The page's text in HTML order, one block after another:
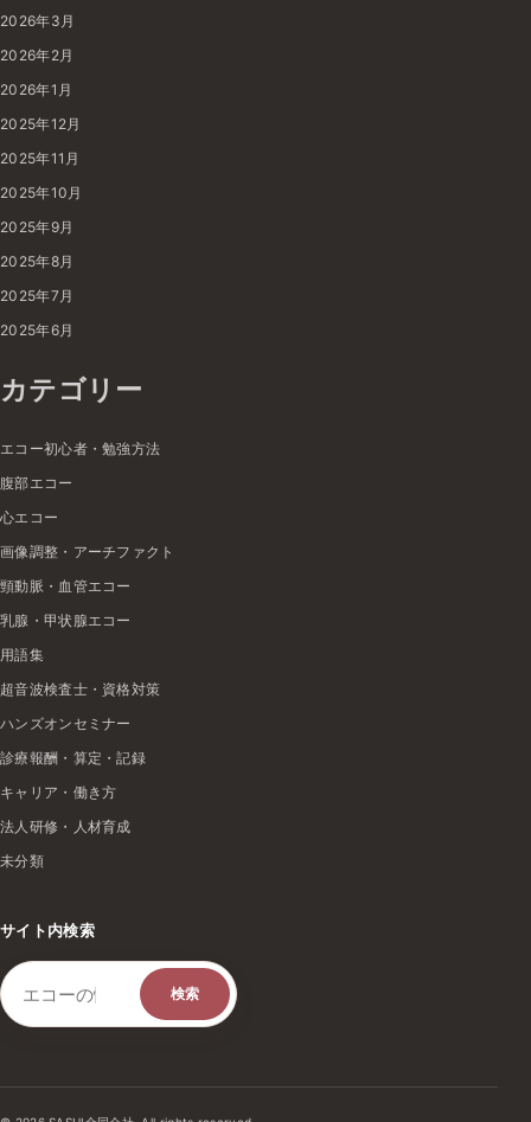
2026年3月
2026年2月
2026年1月
2025年12月
2025年11月
2025年10月
2025年9月
2025年8月
2025年7月
2025年6月
カテゴリー
エコー初心者・勉強方法
腹部エコー
心エコー
画像調整・アーチファクト
頸動脈・血管エコー
乳腺・甲状腺エコー
用語集
超音波検査士・資格対策
ハンズオンセミナー
診療報酬・算定・記録
キャリア・働き方
法人研修・人材育成
未分類
サイト内検索
検索キーワード
検索